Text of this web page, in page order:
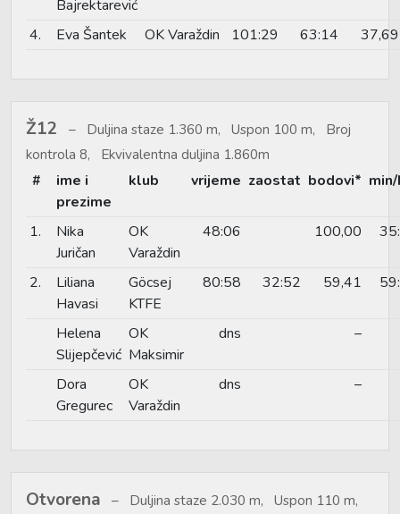
Bajrektarević
4.
Eva Šantek OK Varaždin 101:29 63:14 37,69
Ž12
Duljina staze 1.360 m, Uspon 100 m, Broj
kontrola 8, Ekvivalentna duljina 1.860m
#
ime i
prezime
klub vrijeme zaostat bodovi*
1.
Nika
Juričan
OK
Varaždin
48:06 100,00
2.
Liliana
Havasi
Göcsej
KTFE
80:58 32:52 59,41
Helena
Slijepčević
OK
Maksimir
dns –
Dora
Gregurec
OK
Varaždin
dns –
Otvorena
Duljina staze 2.030 m, Uspon 110 m,